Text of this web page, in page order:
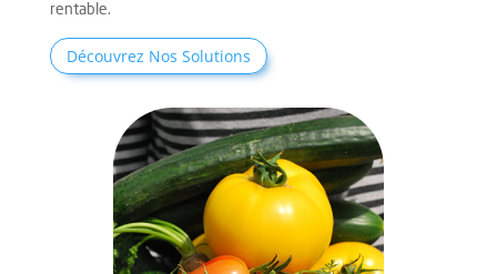
rentable.
Découvrez Nos Solutions